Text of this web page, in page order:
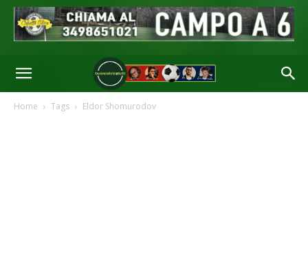
Home Tags Eldor Shomurodov